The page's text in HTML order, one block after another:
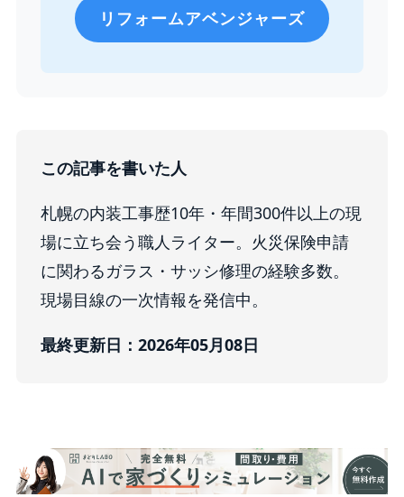
リフォームアベンジャーズ
この記事を書いた人
札幌の内装工事歴10年・年間300件以上の現
場に立ち会う職人ライター。火災保険申請
に関わるガラス・サッシ修理の経験多数。
現場目線の一次情報を発信中。
最終更新日：2026年05月08日